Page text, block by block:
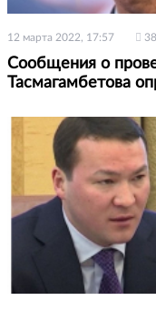
12 марта 2022, 17:57
Сообщения о
Тасмагамбетова